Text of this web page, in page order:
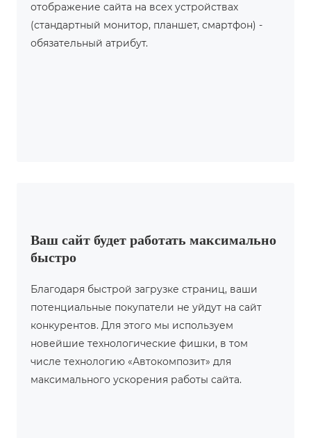
отображение сайта на всех устройствах
(стандартный монитор, планшет, смартфон) -
обязательный атрибут.
Ваш сайт будет работать максимально
быстро
Благодаря быстрой загрузке страниц, ваши
потенциальные покупатели не уйдут на сайт
конкурентов. Для этого мы используем
новейшие технологические фишки, в том
числе технологию «Автокомпозит» для
максимального ускорения работы сайта.